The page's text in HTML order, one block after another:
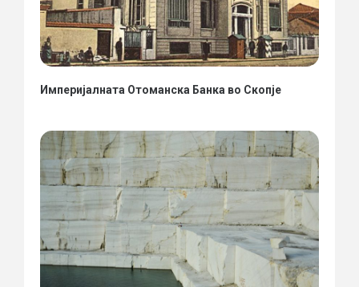
Империјалната Отоманска Банка во Скопје